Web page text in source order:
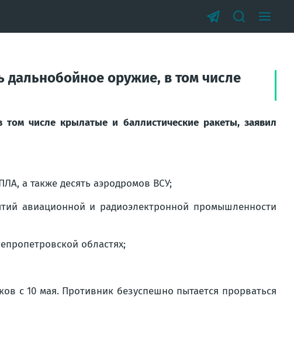
оружие, в том числе
числе крылатые и баллистические ракеты, заявил
а также десять аэродромов ВСУ;
авиационной и радиоэлектронной промышленности
областях;
с 10 мая. Противник безуспешно пытается прорваться